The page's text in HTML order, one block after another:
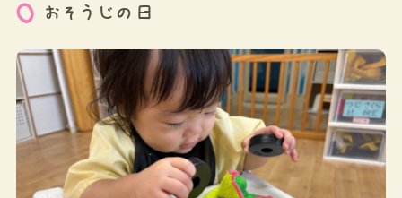
おそうじの日